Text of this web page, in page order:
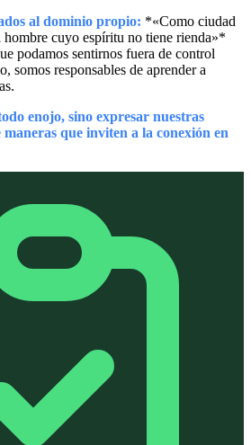
al dominio propio: *«Como ciudad
cuyo espíritu no tiene rienda»*
podamos sentirnos fuera de control
somos responsables de aprender a
enojo, sino expresar nuestras
maneras que inviten a la conexión en